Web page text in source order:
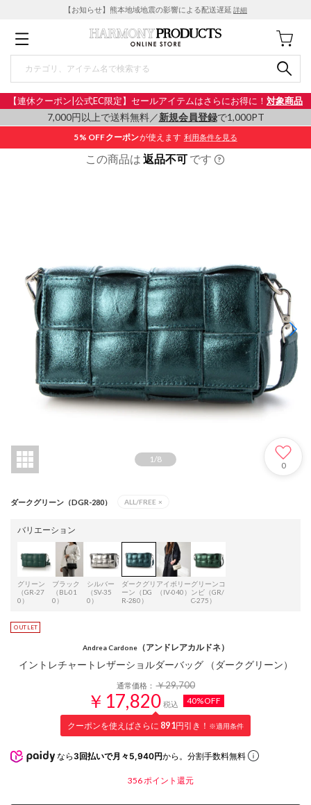
【お知らせ】熊本地域地震の影響による配送遅延 詳細
【連休クーポン|公式EC限定】セールアイテムはさらにお得に！ 対象商品
7,000円以上で送料無料／新規会員登録で1,000PT
5% OFFクーポンが使えます 利用条件を見る
この商品は 返品不可 です
1/8
0
ダークグリーン（DGR-280） ALL/FREE ×
バリエーション
グリーン
（GR-27
0）
ブラック
（BL-01
0）
シルバー
（SV-35
0）
ダークグリ
ーン（DG
R-280）
アイボリー
（IV-040）
グリーンコ
ンビ（GR/
C-275）
Andrea Cardone（アンドレアカルドネ）
イントレチャートレザーショルダーバッグ （ダークグリーン）
通常価格：￥29,700
￥17,820 税込 40%OFF
クーポンを使えばさらに 891円引き！ ※適用条件
なら 3回払いで月々5,940円から。分割手数料無料
356 ポイント還元